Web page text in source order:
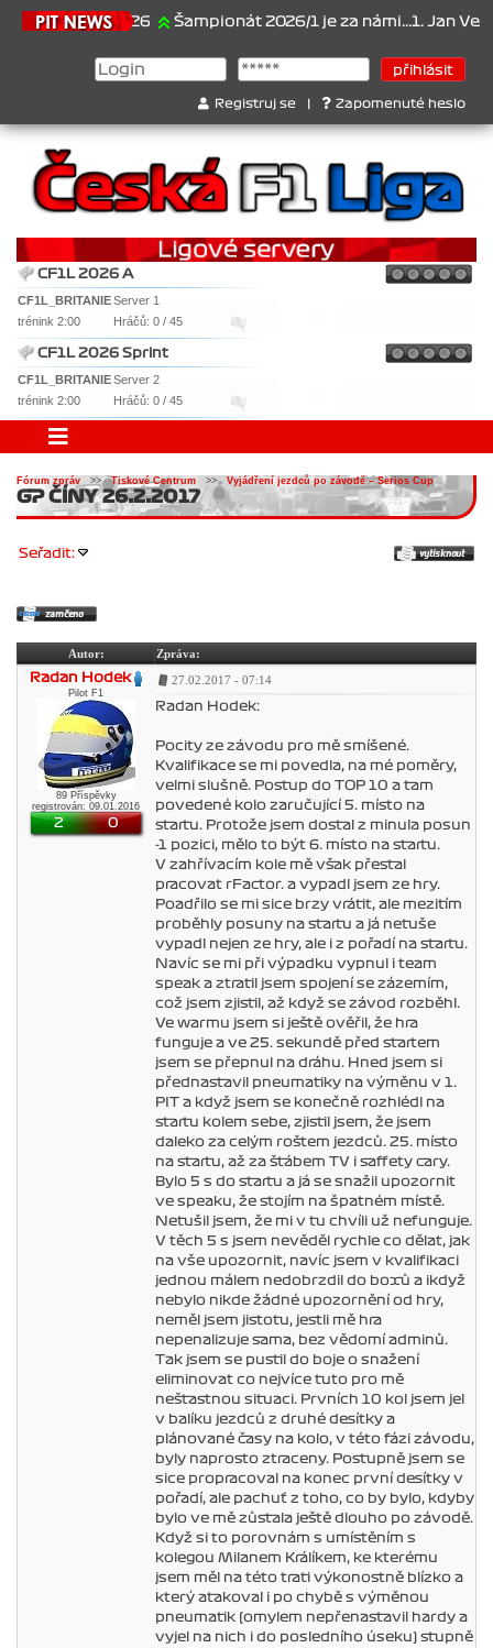
21.6.2026 Šampionát 2026/1 je za námi...1. Jan
Registruj se Zapomenuté heslo
CF1L 2026 A
CF1L_BRITANIEServer 1
trénink 2:00
Hráčů: 0 / 45
CF1L 2026 Sprint
CF1L_BRITANIEServer 2
trénink 2:00
Hráčů: 0 / 45
Fórum zpráv >>Tiskové Centrum >> Vyjádření jezdců po závodě – Serios Cup
GP ČÍNY 26.2.2017
Seřadit:
Autor:
Zpráva:
Radan Hodek
Pilot F1
89 Příspěvky
registrován: 09.01.2016
2 0
27.02.2017 - 07:14
Radan Hodek:
Pocity ze závodu pro mě smíšené.
Kvalifikace se mi povedla, na mé poměry,
velmi slušně. Postup do TOP 10 a tam
povedené kolo zaručující 5. místo na
startu. Protože jsem dostal z minula posun
-1 pozici, mělo to být 6. místo na startu.
V zahřívacím kole mě však přestal
pracovat rFactor. a vypadl jsem ze hry.
Poadřilo se mi sice brzy vrátit, ale mezitím
proběhly posuny na startu a já netuše
vypadl nejen ze hry, ale i z pořadí na startu.
Navíc se mi při výpadku vypnul i team
speak a ztratil jsem spojení se zázemím,
což jsem zjistil, až když se závod rozběhl.
Ve warmu jsem si ještě ověřil, že hra
funguje a ve 25. sekundě před startem
jsem se přepnul na dráhu. Hned jsem si
přednastavil pneumatiky na výměnu v 1.
PIT a když jsem se konečně rozhlédl na
startu kolem sebe, zjistil jsem, že jsem
daleko za celým roštem jezdců. 25. místo
na startu, až za štábem TV i saffety cary.
Bylo 5 s do startu a já se snažil upozornit
ve speaku, že stojím na špatném místě.
Netušil jsem, že mi v tu chvíli už nefunguje.
V těch 5 s jsem nevěděl rychle co dělat, jak
na vše upozornit, navíc jsem v kvalifikaci
jednou málem nedobrzdil do boxů a ikdyž
nebylo nikde žádné upozornění od hry,
neměl jsem jistotu, jestli mě hra
nepenalizuje sama, bez vědomí adminů.
Tak jsem se pustil do boje o snažení
eliminovat co nejvíce tuto pro mě
nešťastnou situaci. Prvních 10 kol jsem jel
v balíku jezdců z druhé desítky a
plánované časy na kolo, v této fázi závodu,
byly naprosto ztraceny. Postupně jsem se
sice propracoval na konec první desítky v
pořadí, ale pachuť z toho, co by bylo, kdyby
bylo ve mě zůstala ještě dlouho po závodě.
Když si to porovnám s umístěním s
kolegou Milanem Králíkem, ke kterému
jsem měl na této trati výkonostně blízko a
který atakoval i po chybě s výměnou
pneumatik (omylem nepřenastavil hardy a
vyjel na nich i do posledního úseku) stupně